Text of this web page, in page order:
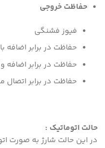
حفاظت خروجی
فیوز فشنگی
حفاظت در برابر اضافه
حفاظت در برابر اضافه
حفاظت در برابر
حالت اتوماتیک :
در این حالت شارژ به صورت